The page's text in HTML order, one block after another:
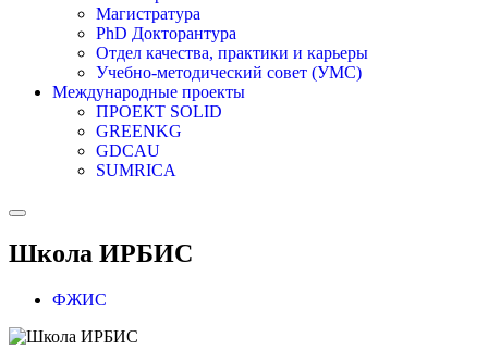
Магистратура
PhD Докторантура
Отдел качества, практики и карьеры
Учебно-методический совет (УМС)
Международные проекты
ПРОЕКТ SOLID
GREENKG
GDCAU
SUMRICA
Школа ИРБИС
ФЖИС